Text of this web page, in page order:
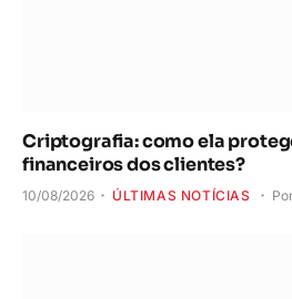
Criptografia: como ela
financeiros dos clientes?
10/08/2026 ÚLTIMAS NOTÍCIAS Por